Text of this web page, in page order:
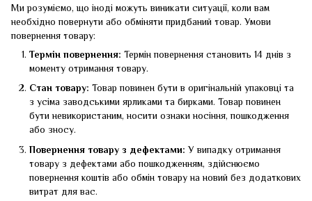
Ми розуміємо, що іноді можуть виникати ситуації, коли вам
необхідно повернути або обміняти придбаний товар. Умови
повернення товару:
Термін повернення: Термін повернення становить 14 днів з
моменту отримання товару.
Стан товару: Товар повинен бути в оригінальній упаковці та
з усіма заводськими ярликами та бирками. Товар повинен
бути невикористаним, носити ознаки носіння, пошкодження
або зносу.
Повернення товару з дефектами:У випадку отримання
товару з дефектами або пошкодженням, здійснюємо
повернення коштів або обмін товару на новий без додаткових
витрат для вас.